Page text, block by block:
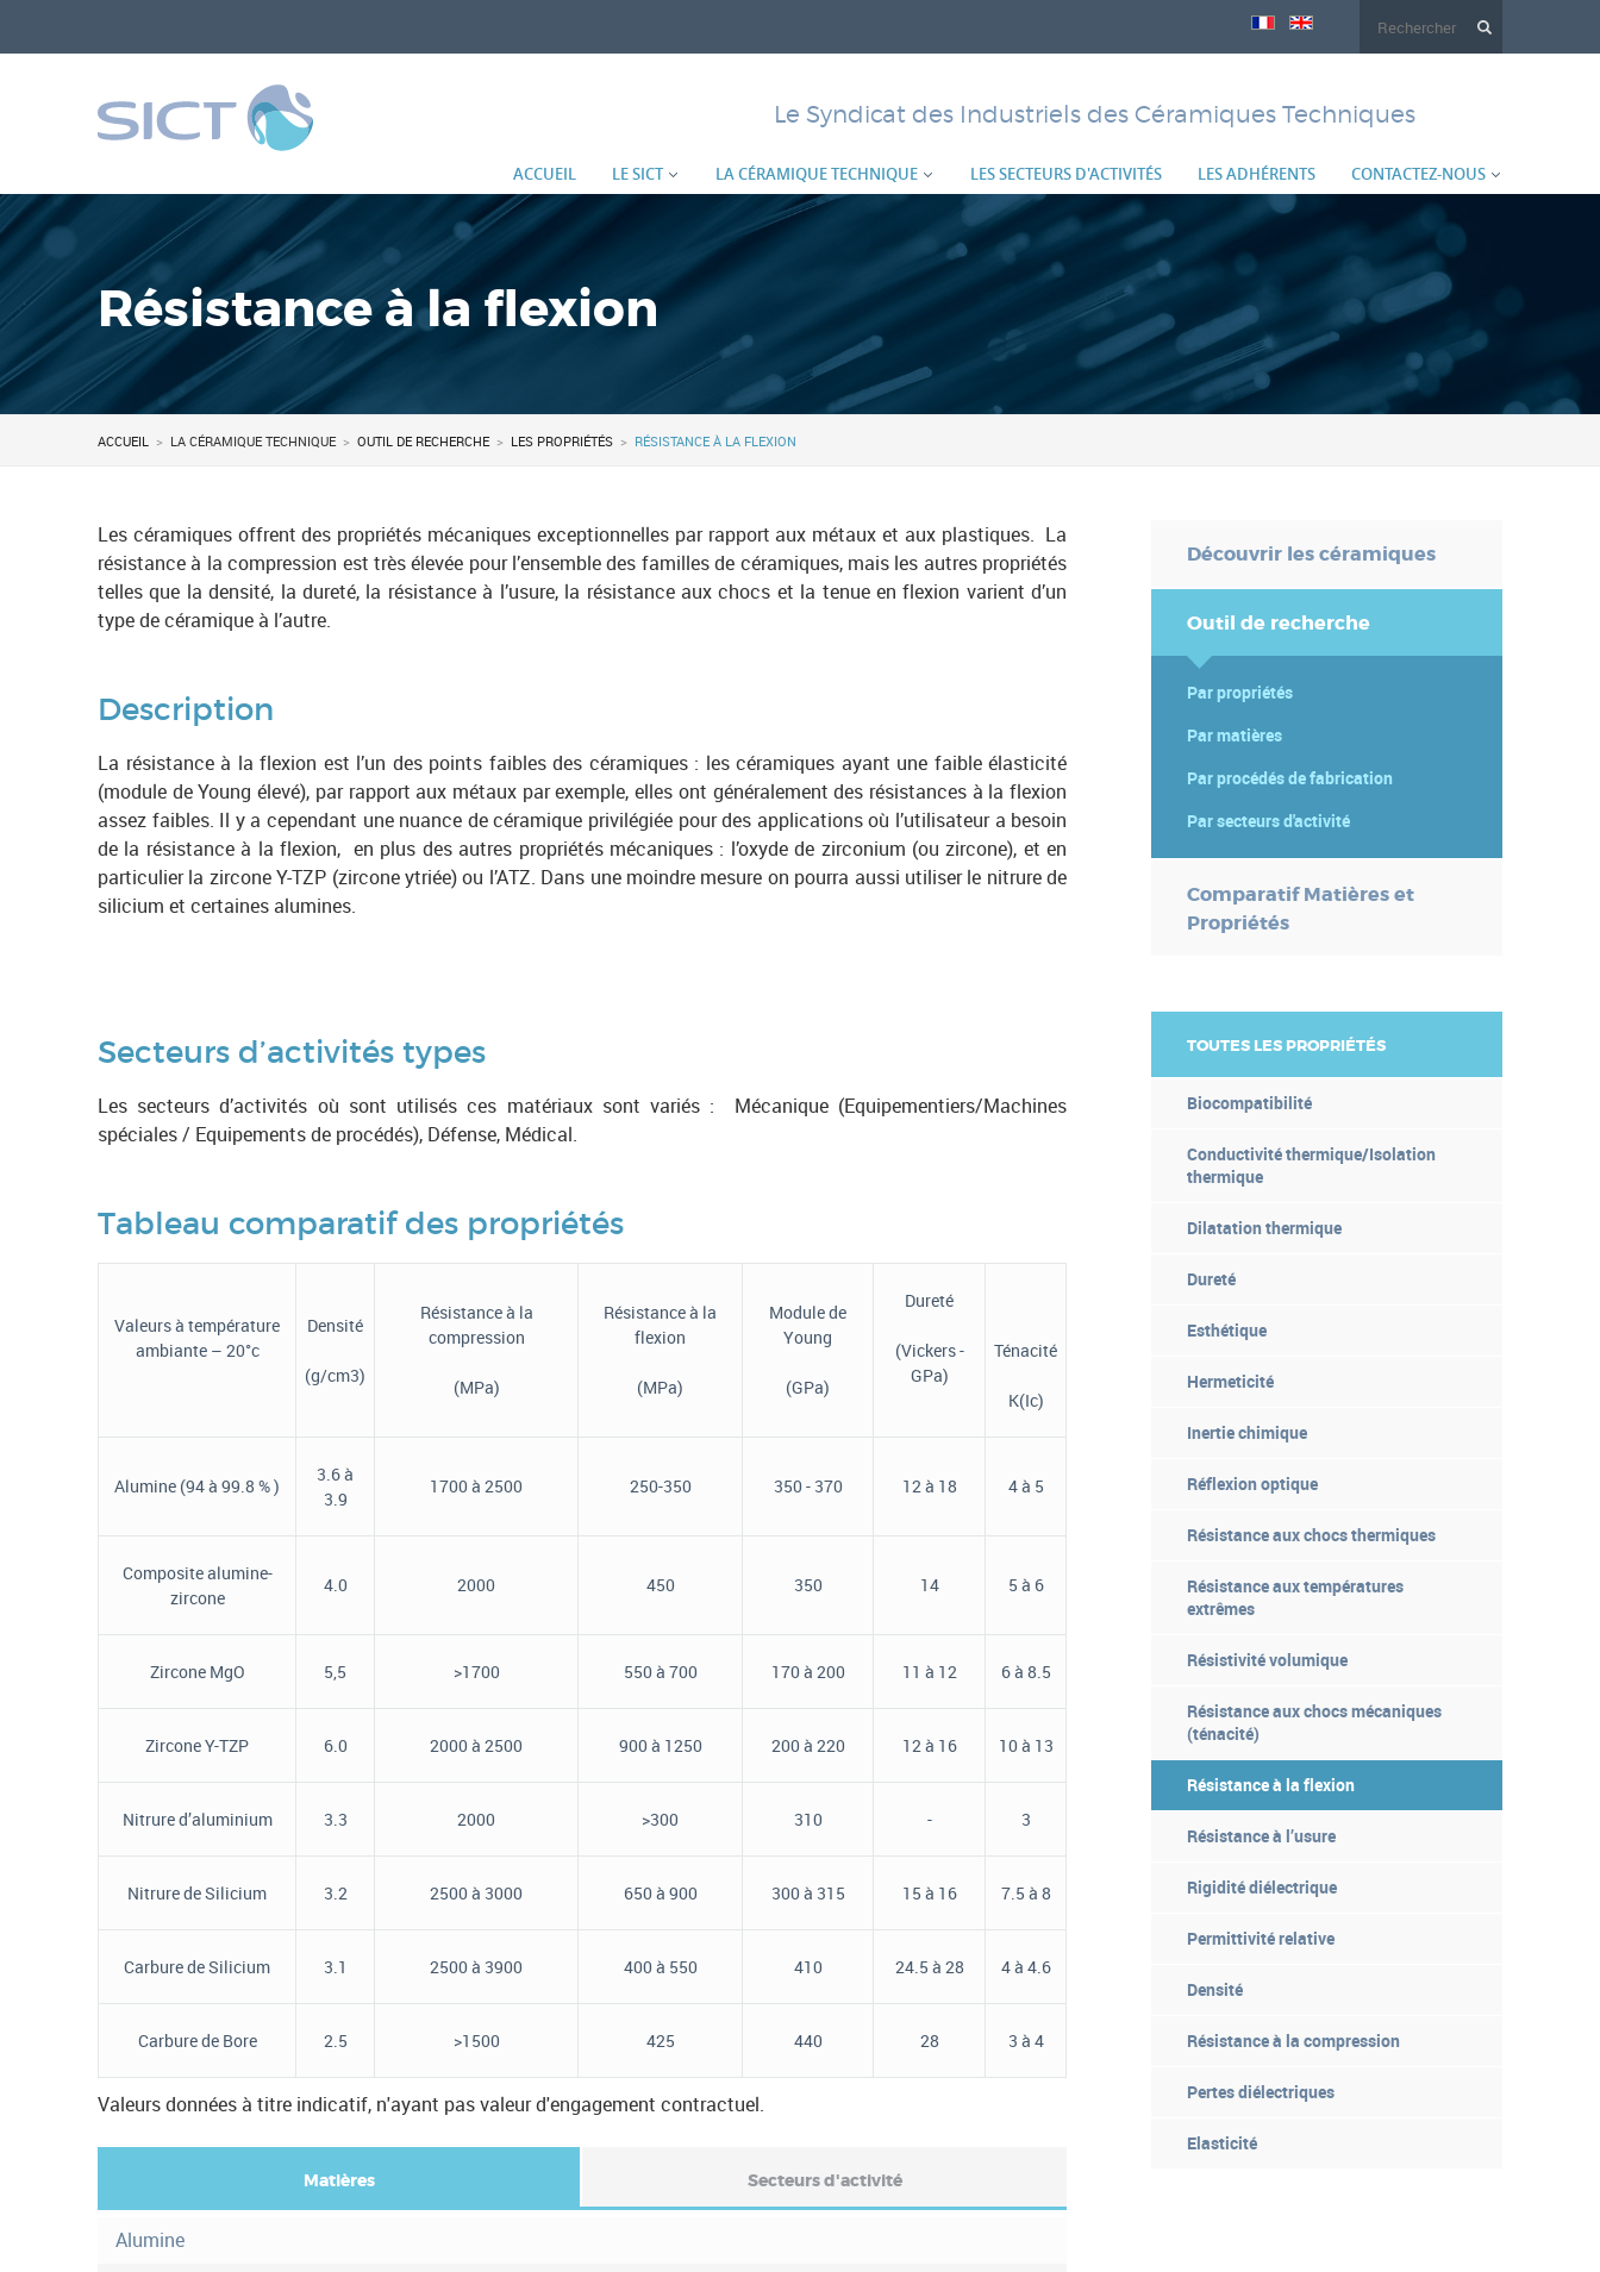
au
de
recherche
Le Syndicat des Industriels des Céramiques Techniques
M
e
u
ACCUEIL LE SICT LA CÉRAMIQUE TECHNIQUE LES SECTEURS D'ACTIVITÉS LES ADHÉRENTS CONTACTEZ-NOUS
Résistance à la flexion
êtes
ici
ACCUEIL > LA CÉRAMIQUE TECHNIQUE > OUTIL DE RECHERCHE > LES PROPRIÉTÉS > RÉSISTANCE À LA FLEXION
Les céramiques offrent des propriétés mécaniques exceptionnelles par rapport aux métaux et aux plastiques. La
résistance à la compression est très élevée pour l’ensemble des familles de céramiques, mais les autres propriétés
telles que la densité, la dureté, la résistance à l’usure, la résistance aux chocs et la tenue en flexion varient d’un
type de céramique à l’autre.
Description
La résistance à la flexion est l’un des points faibles des céramiques : les céramiques ayant une faible élasticité
(module de Young élevé), par rapport aux métaux par exemple, elles ont généralement des résistances à la flexion
assez faibles. Il y a cependant une nuance de céramique privilégiée pour des applications où l’utilisateur a besoin
de la résistance à la flexion, en plus des autres propriétés mécaniques : l’oxyde de zirconium (ou zircone), et en
particulier la zircone Y-TZP (zircone ytriée) ou l’ATZ. Dans une moindre mesure on pourra aussi utiliser le nitrure de
silicium et certaines alumines.
Secteurs d’activités types
Les secteurs d’activités où sont utilisés ces matériaux sont variés : Mécanique (Equipementiers/Machines
spéciales / Equipements de procédés), Défense, Médical.
Tableau comparatif des propriétés
Valeurs à température
ambiante – 20°c
Densité
(g/cm3)
Résistance à la
compression
(MPa)
Résistance à la
flexion
(MPa)
Module de
Young
(GPa)
Dureté
(Vickers -
GPa)
Ténacité
K(Ic)
Alumine (94 à 99.8 % )
3.6 à
3.9
1700 à 2500 250-350 350 - 370 12 à 18 4 à 5
Composite alumine-
zircone
4.0 2000 450 350 14 5 à 6
Zircone MgO 5,5 >1700 550 à 700 170 à 200 11 à 12 6 à 8.5
Zircone Y-TZP 6.0 2000 à 2500 900 à 1250 200 à 220 12 à 16 10 à 13
Nitrure d’aluminium 3.3 2000 >300 310 - 3
Nitrure de Silicium 3.2 2500 à 3000 650 à 900 300 à 315 15 à 16 7.5 à 8
Carbure de Silicium 3.1 2500 à 3900 400 à 550 410 24.5 à 28 4 à 4.6
Carbure de Bore 2.5 >1500 425 440 28 3 à 4
Valeurs données à titre indicatif, n'ayant pas valeur d'engagement contractuel.
F
Matières(
o
Secteurs d'activité
Alumine
Découvrir les céramiques
Outil de recherche
Par propriétés
Par matières
Par procédés de fabrication
Par secteurs d'activité
Comparatif Matières et
Propriétés
TOUTES LES PROPRIÉTÉS
Biocompatibilité
Conductivité thermique/Isolation
thermique
Dilatation thermique
Dureté
Esthétique
Hermeticité
Inertie chimique
Réflexion optique
Résistance aux chocs thermiques
Résistance aux températures
extrêmes
Résistivité volumique
Résistance aux chocs mécaniques
(ténacité)
Résistance à la flexion
Résistance à l’usure
Rigidité diélectrique
Permittivité relative
Densité
Résistance à la compression
Pertes diélectriques
Elasticité